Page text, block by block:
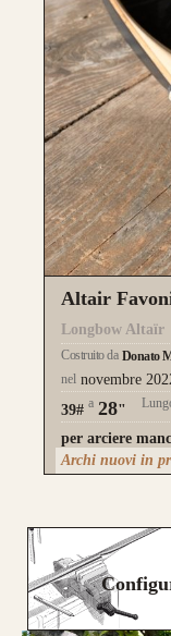
Altair
Longbow Altaïr
Costruito da Donato
nel novembre
39# a 28"
per arciere
Archi nuovi in